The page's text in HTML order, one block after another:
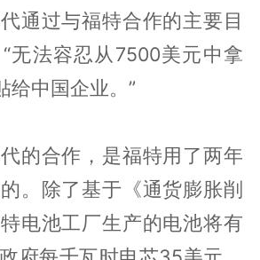
通过与福特合作的主要目
无法容忍从7500美元中拿
给中国企业。”
的合作，是福特用了两年
。除了基于《通货膨胀削
电池工厂生产的电池将有